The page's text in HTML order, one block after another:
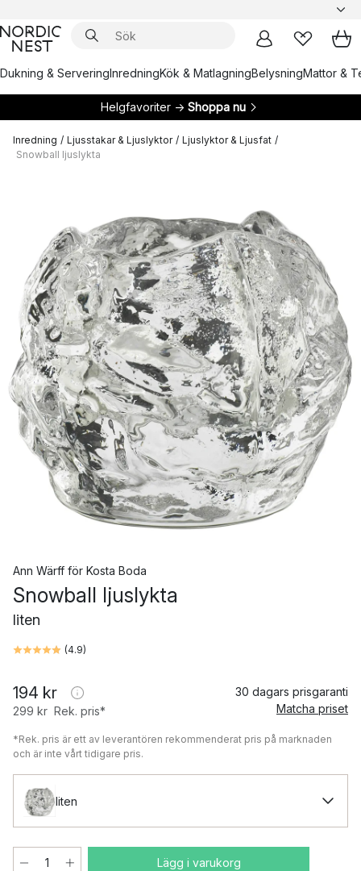
Dukning & ServeringInredningKök & MatlagningBelysningMattor &
Helgfavoriter → Shoppa nu
Inredning / Ljusstakar & Ljuslyktor / Ljuslyktor & Ljusfat /
Snowball ljuslykta
Ann Wärff för Kosta Boda
Snowball ljuslykta
liten
(4.9)
194 kr
299 kr Rek. pris*
30 dagars prisgaranti
Matcha priset
*Rek. pris är ett av leverantören rekommenderat pris på marknaden
och är inte vårt tidigare pris.
liten
Lägg i varukorg